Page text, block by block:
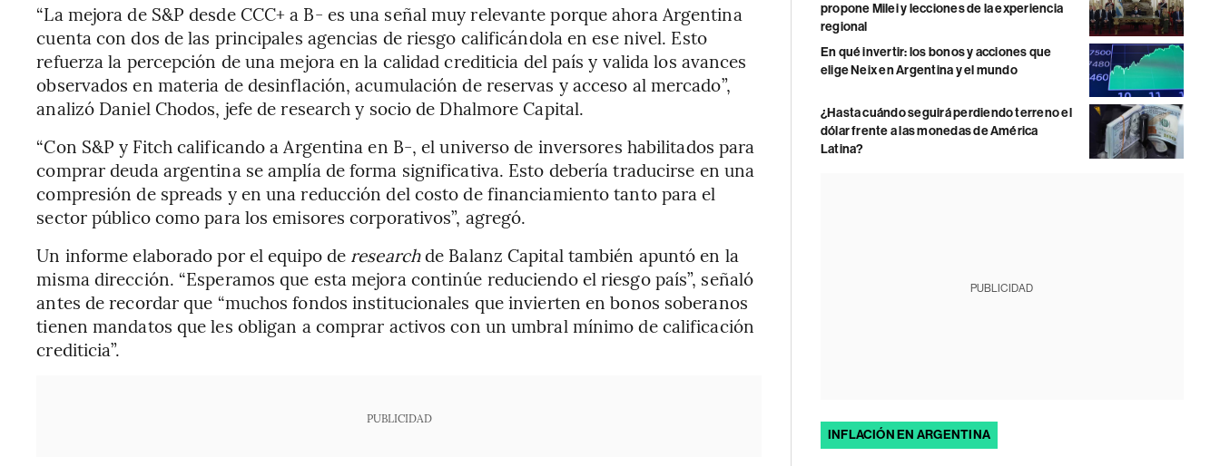
“La mejora de S&P desde CCC+ a B- es una señal muy relevante porque ahora Argentina
cuenta con dos de las principales agencias de riesgo calificándola en ese nivel. Esto
refuerza la percepción de una mejora en la calidad crediticia del país y valida los avances
observados en materia de desinflación, acumulación de reservas y acceso al mercado”,
analizó Daniel Chodos, jefe de research y socio de Dhalmore Capital.
“Con S&P y Fitch calificando a Argentina en B-, el universo de inversores habilitados para
comprar deuda argentina se amplía de forma significativa. Esto debería traducirse en una
compresión de spreads y en una reducción del costo de financiamiento tanto para el
sector público como para los emisores corporativos”, agregó.
Un informe elaborado por el equipo de researchde Balanz Capital también apuntó en la
misma dirección. “Esperamos que esta mejora continúe reduciendo el riesgo país”, señaló
antes de recordar que “muchos fondos institucionales que invierten en bonos soberanos
tienen mandatos que les obligan a comprar activos con un umbral mínimo de calificación
crediticia”.
PUBLICIDAD
propone Milei y lecciones de la experiencia
regional
En qué invertir: los bonos y acciones que
elige Neix en Argentina y el mundo
¿Hasta cuándo seguirá perdiendo terreno el
dólar frente a las monedas de América
Latina?
PUBLICIDAD
INFLACIÓN EN ARGENTINA